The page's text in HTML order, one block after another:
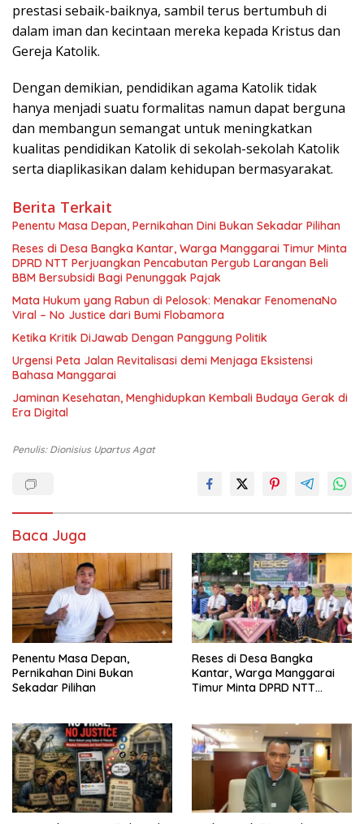
prestasi sebaik-baiknya, sambil terus bertumbuh di
dalam iman dan kecintaan mereka kepada Kristus dan
Gereja Katolik.
Dengan demikian, pendidikan agama Katolik tidak
hanya menjadi suatu formalitas namun dapat berguna
dan membangun semangat untuk meningkatkan
kualitas pendidikan Katolik di sekolah-sekolah Katolik
serta diaplikasikan dalam kehidupan bermasyarakat.
Berita Terkait
Penentu Masa Depan, Pernikahan Dini Bukan Sekadar Pilihan
Reses di Desa Bangka Kantar, Warga Manggarai Timur Minta
DPRD NTT Perjuangkan Pencabutan Pergub Larangan Beli
BBM Bersubsidi Bagi Penunggak Pajak
Mata Hukum yang Rabun di Pelosok: Menakar FenomenaNo
Viral – No Justice dari Bumi Flobamora
Ketika Kritik DiJawab Dengan Panggung Politik
Urgensi Peta Jalan Revitalisasi demi Menjaga Eksistensi
Bahasa Manggarai
Jaminan Kesehatan, Menghidupkan Kembali Budaya Gerak di
Era Digital
Penulis: Dionisius Upartus Agat
Baca Juga
Penentu Masa Depan,
Pernikahan Dini Bukan
Sekadar Pilihan
Reses di Desa Bangka
Kantar, Warga Manggarai
Timur Minta DPRD NTT
Bersubsidi Bagi Penunggak
Pajak